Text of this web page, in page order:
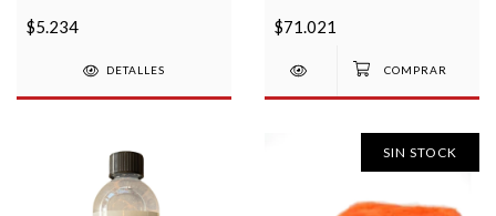
$5.234
DETALLES
$71.021
SIN STOCK